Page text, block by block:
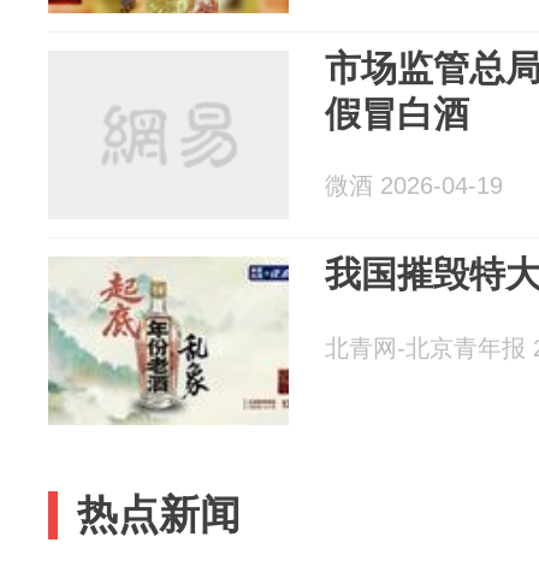
市场监管总
假冒白酒
微酒 2026-04-19
我国摧毁特
北青网-北京青年报
热点新闻